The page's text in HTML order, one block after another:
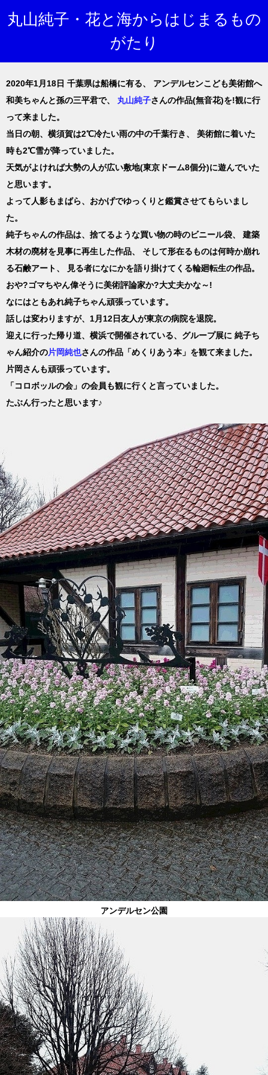
丸山純子・花と海からはじまるもの
がたり
2020年1月18日 千葉県は船橋に有る、
アンデルセンこども美術館へ
和美ちゃんと孫の三平君で、
丸山純子さんの作品(無音花)を!観に行
って来ました。
当日の朝、横須賀は2℃冷たい雨の中の千葉行き、
美術館に着いた
時も2℃雪が降っていました。
天気がよければ大勢の人が広い敷地(東京ドーム8個分)に遊んでいた
と思います。
よって人影もまばら、おかげでゆっくりと鑑賞させてもらいまし
た。
純子ちゃんの作品は、捨てるような買い物の時のビニール袋、
建築
木材の廃材を見事に再生した作品、
そして形在るものは何時か崩れ
る石鹸アート、
見る者になにかを語り掛けてくる輪廻転生の作品。
おや?ゴマちやん偉そうに美術評論家か?大丈夫かな～!
なにはともあれ純子ちゃん頑張っています。
話しは変わりますが、1月12日友人が東京の病院を退院。
迎えに行った帰り道、横浜で開催されている、グループ展に 純子ち
ゃん紹介の片岡純也さんの作品「めくりあう本」を観て来ました。
片岡さんも頑張っています。
「コロボッルの会」の会員も観に行くと言っていました。
たぶん行ったと思います♪
アンデルセン公園